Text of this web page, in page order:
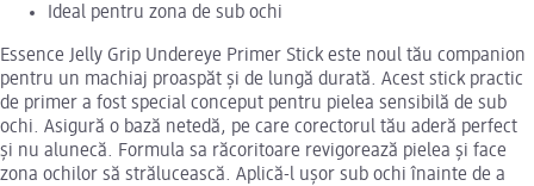
Ideal pentru zona de sub ochi
Essence Jelly Grip Undereye Primer Stick este noul tău companion
pentru un machiaj proaspăt și de lungă durată. Acest stick practic
de primer a fost special conceput pentru pielea sensibilă de sub
ochi. Asigură o bază netedă, pe care corectorul tău aderă perfect
și nu alunecă. Formula sa răcoritoare revigorează pielea și face
zona ochilor să strălucească. Aplică-l ușor sub ochi înainte de a